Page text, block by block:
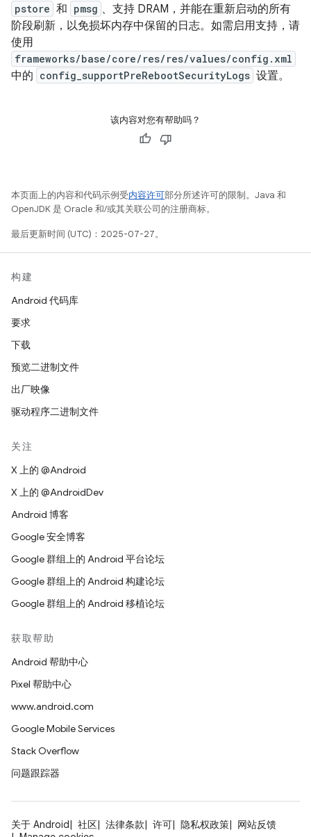
pstore 和 pmsg 、支持 DRAM，并能在重新启动的所有
阶段刷新，以免损坏内存中保留的日志。如需启用支持，请
使用
frameworks/base/core/res/res/values/config.xml
中的 config_supportPreRebootSecurityLogs 设置。
该内容对您有帮助吗？
本页面上的内容和代码示例受内容许可部分所述许可的限制。Java 和
OpenJDK 是 Oracle 和/或其关联公司的注册商标。
最后更新时间 (UTC)：2025-07-27。
构建
Android 代码库
要求
下载
预览二进制文件
出厂映像
驱动程序二进制文件
关注
X 上的 @Android
X 上的 @AndroidDev
Android 博客
Google 安全博客
Google 群组上的 Android 平台论坛
Google 群组上的 Android 构建论坛
Google 群组上的 Android 移植论坛
获取帮助
Android 帮助中心
Pixel 帮助中心
www.android.com
Google Mobile Services
Stack Overflow
问题跟踪器
关于 Android 社区 法律条款 许可 隐私权政策
网站反馈